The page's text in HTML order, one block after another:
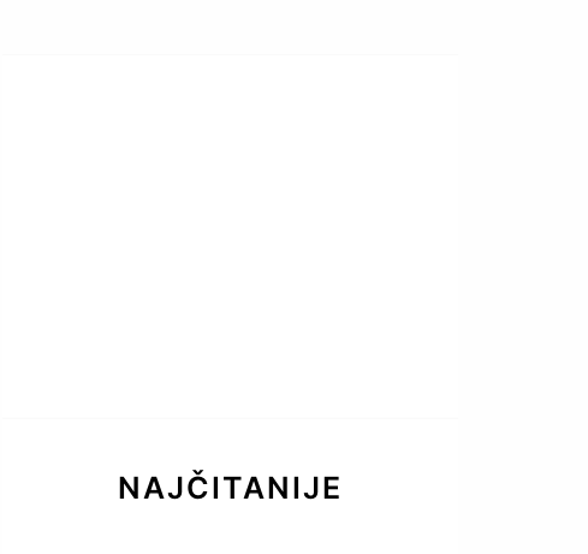
NAJČITANIJE